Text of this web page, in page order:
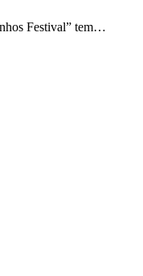
Festival” tem…